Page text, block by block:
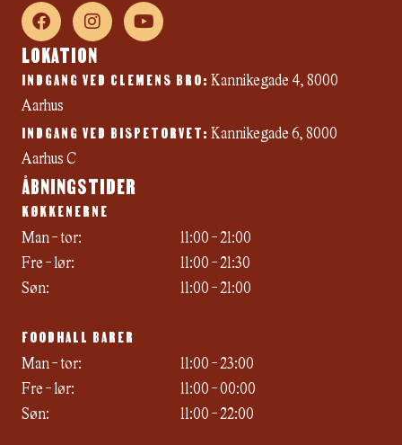
F
a
c
e
b
o
k
I
n
s
t
a
a
Y
o
u
u
LOKATION
INDGANG VED CLEMENS BRO: Kannikegade 4, 8000
Aarhus
INDGANG VED BISPETORVET: Kannikegade 6, 8000
Aarhus C
ÅBNINGSTIDER
KØKKENERNE
Man - tor:
11:00 - 21:00
Fre - lør:
11:00 - 21:30
Søn:
11:00 - 21:00
FOODHALL BARER
Man - tor:
11:00 - 23:00
Fre - lør:
11:00 - 00:00
Søn:
11:00 - 22:00